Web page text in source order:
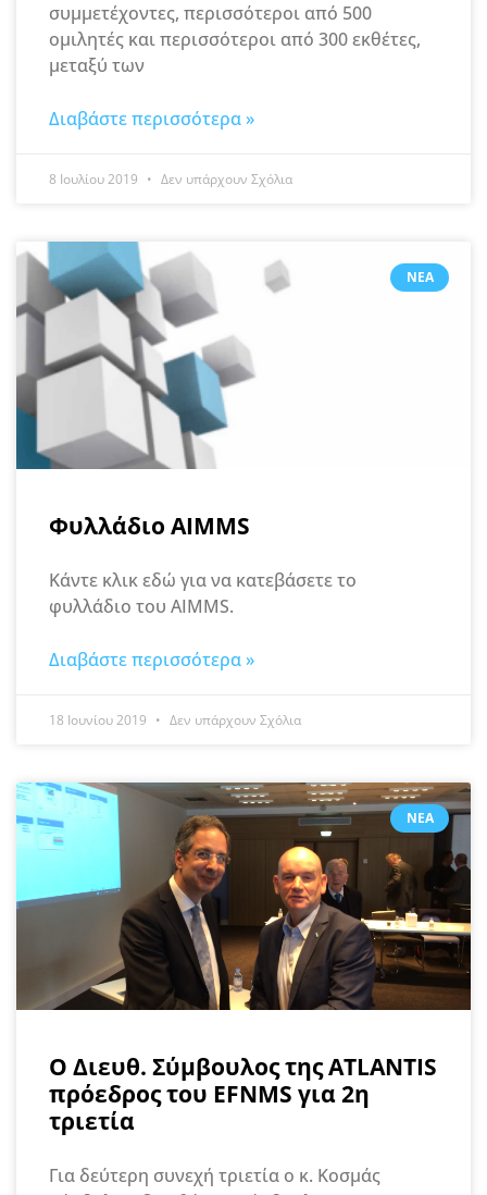
συμμετέχοντες, περισσότεροι από 500
ομιλητές και περισσότεροι από 300 εκθέτες,
μεταξύ των
Διαβάστε περισσότερα »
8 Ιουλίου 2019 Δεν υπάρχουν Σχόλια
ΝΈΑ
Φυλλάδιο AIMMS
Κάντε κλικ εδώ για να κατεβάσετε το
φυλλάδιο του AIMMS.
Διαβάστε περισσότερα »
18 Ιουνίου 2019 Δεν υπάρχουν Σχόλια
ΝΈΑ
Ο Διευθ. Σύμβουλος της ATLANTIS
πρόεδρος του EFNMS για 2η
τριετία
Για δεύτερη συνεχή τριετία ο κ. Κοσμάς